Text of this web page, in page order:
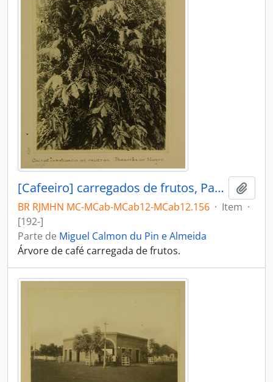
[Cafeeiro] carregados de frutos, Paraíba do Norte [Paraíba do Sul]
BR RJMHN MC-MCab-MCab12-MCab12.156 · Item ·
[192-]
Parte de Miguel Calmon du Pin e Almeida
Árvore de café carregada de frutos.